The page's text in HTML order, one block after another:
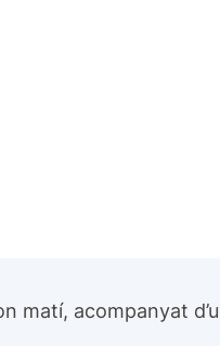
matí, acompanyat